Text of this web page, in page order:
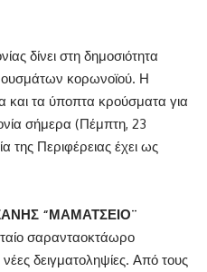
δίνει στη δημοσιότητα
κορωνοϊού. Η
τα ύποπτα κρούσματα για
σήμερα (Πέμπτη, 23
της Περιφέρειας έχει ως
“ΜΑΜΑΤΣΕΙΟ¨
σαρανταοκτάωρο
δειγματοληψίες. Από τους